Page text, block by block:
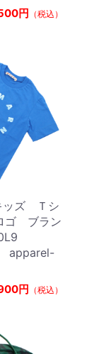
円 （税込）
ッズ Ｔシ
ゴ ブラン
apparel-
円 （税込）